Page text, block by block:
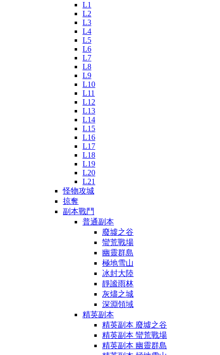
L1
L2
L3
L4
L5
L6
L7
L8
L9
L10
L11
L12
L13
L14
L15
L16
L17
L18
L19
L20
L21
怪物攻城
掠奪
副本戰鬥
普通副本
廢墟之谷
蠻荒戰場
幽靈群島
極地雪山
冰封大陸
靜謐雨林
灰燼之城
深淵領域
精英副本
精英副本 廢墟之谷
精英副本 蠻荒戰場
精英副本 幽靈群島